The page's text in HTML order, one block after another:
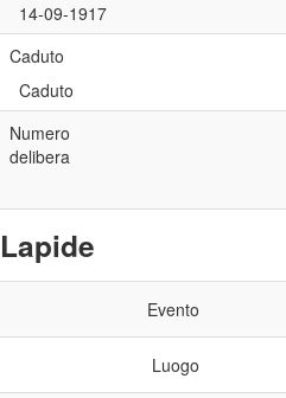
14-09-1917
Caduto
Caduto
Numero
delibera
Lapide
Evento
Luogo